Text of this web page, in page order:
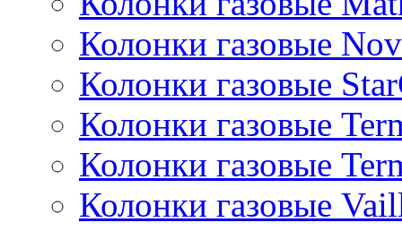
Колонки газовые
Колонки газовые
Колонки газовые
Колонки газовые
Колонки газовые